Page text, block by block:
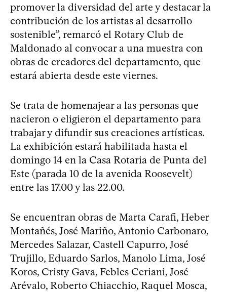
promover la diversidad del arte y destacar la
contribución de los artistas al desarrollo
sostenible”, remarcó el Rotary Club de
Maldonado al convocar a una muestra con
obras de creadores del departamento, que
estará abierta desde este viernes.
Se trata de homenajear a las personas que
nacieron o eligieron el departamento para
trabajar y difundir sus creaciones artísticas.
La exhibición estará habilitada hasta el
domingo 14 en la Casa Rotaria de Punta del
Este (parada 10 de la avenida Roosevelt)
entre las 17.00 y las 22.00.
Se encuentran obras de Marta Carafi, Heber
Montañés, José Mariño, Antonio Carbonaro,
Mercedes Salazar, Castell Capurro, José
Trujillo, Eduardo Sarlos, Manolo Lima, José
Koros, Cristy Gava, Febles Ceriani, José
Arévalo, Roberto Chiacchio, Raquel Mosca,